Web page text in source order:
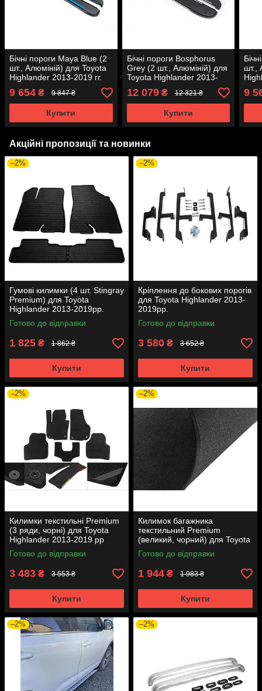
Бічні пороги Maya Blue (2
шт., Алюміній) для Toyota
Highlander 2013-2019 гг.
9 654 ₴ 9 847 ₴
Купити
Бічні пороги Bosphorus
Grey (2 шт., Алюміній) для
Toyota Highlander 2013-
2019 гг.
12 079₴ 12 321 ₴
Купити
шт.,
9
Акційні пропозиції та новинки
–2%
Гумові килимки (4 шт. Stingray
Premium) для Toyota
Highlander 2013-2019рр.
Готово до відправки
1 825 ₴ 1 862 ₴
Купити
–2%
Кріплення до бокових порогів
для Toyota Highlander 2013-
2019рр.
Готово до відправки
3 580 ₴ 3 652 ₴
Купити
–2%
Килимки текстильні Premium
(3 ряди, чорні) для Toyota
Highlander 2013-2019 рр
Готово до відправки
3 483 ₴ 3 553 ₴
Купити
–2%
Килимок багажника
текстильний Premium
(великий, чорний) для Toyota
Highlander 2013-2019 рр
Готово до відправки
1 944 ₴ 1 983 ₴
Купити
–2% –2%